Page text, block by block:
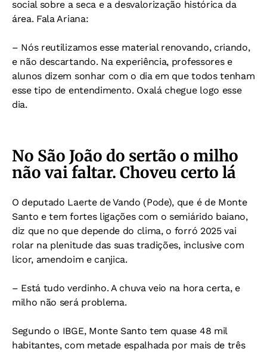
social sobre a seca e a desvalorização histórica da
área. Fala Ariana:
– Nós reutilizamos esse material renovando, criando,
e não descartando. Na experiência, professores e
alunos dizem sonhar com o dia em que todos tenham
esse tipo de entendimento. Oxalá chegue logo esse
dia.
No São João do sertão o milho
não vai faltar. Choveu certo lá
O deputado Laerte de Vando (Pode), que é de Monte
Santo e tem fortes ligações com o semiárido baiano,
diz que no que depende do clima, o forró 2025 vai
rolar na plenitude das suas tradições, inclusive com
licor, amendoim e canjica.
– Está tudo verdinho. A chuva veio na hora certa, e
milho não será problema.
Segundo o IBGE, Monte Santo tem quase 48 mil
habitantes, com metade espalhada por mais de três